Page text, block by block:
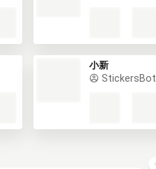
小新
StickersBot